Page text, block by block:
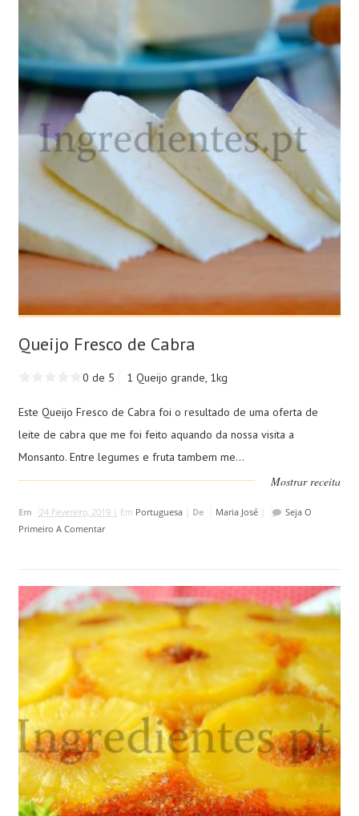
Queijo Fresco de Cabra
0 de 5 1 Queijo grande, 1kg
Este Queijo Fresco de Cabra foi o resultado de uma oferta de
leite de cabra que me foi feito aquando da nossa visita a
Monsanto. Entre legumes e fruta tambem me...
Mostrar receita
Em 24 Fevereiro, 2019 | Em Portuguesa| De Maria José|
Seja O
Primeiro A Comentar